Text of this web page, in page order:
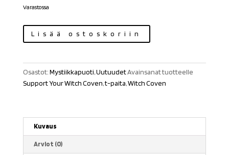
Varastossa
paita
Your
Witch
Coven
Lisää ostoskoriin
Osastot:Mystiikkapuoti,UutuudetAvainsanat tuotteelle
Support Your Witch Coven,t-paita,Witch Coven
Kuvaus
Arviot (0)